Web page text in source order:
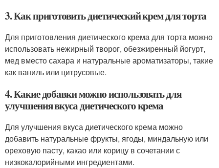
3. Как приготовить диетический крем для торта
Для приготовления диетического крема для торта можно
использовать нежирный творог, обезжиренный йогурт,
мед вместо сахара и натуральные ароматизаторы, такие
как ваниль или цитрусовые.
4. Какие добавки можно использовать для
улучшения вкуса диетического крема
Для улучшения вкуса диетического крема можно
добавить натуральные фрукты, ягоды, миндальную или
ореховую пасту, какао или корицу в сочетании с
низкокалорийными ингредиентами.